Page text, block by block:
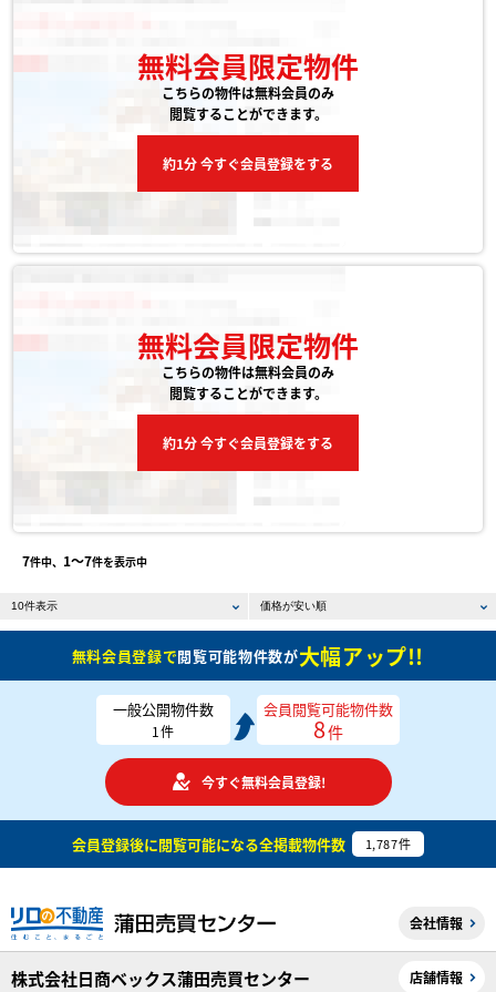
無料会員限定物件
こちらの物件は無料会員のみ
閲覧することができます。
約1分 今すぐ会員登録をする
無料会員限定物件
こちらの物件は無料会員のみ
閲覧することができます。
約1分 今すぐ会員登録をする
7件中、 1〜7件を表示中
無料会員登録で閲覧可能物件数が大幅アップ!!
一般公開物件数
1件
会員閲覧可能物件数
8件
今すぐ無料会員登録!
会員登録後に閲覧可能になる全掲載物件数 1,787件
会社情報
株式会社日商ベックス蒲田売買センター 店舗情報